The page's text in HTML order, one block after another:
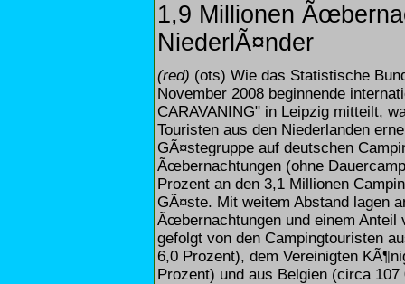
1,9 Millionen
NiederlÃ¤nder
(red) (ots) Wie das Statistische
November 2008 beginnende
CARAVANING" in Leipzig mitteilt,
Touristen aus den Niederlanden
GÃ¤stegruppe auf deutschen
Ãœbernachtungen (ohne
Prozent an den 3,1 Millionen
GÃ¤ste. Mit weitem Abstand lagen
Ãœbernachtungen und einem Anteil
gefolgt von den Campingtouristen
6,0 Prozent), dem Vereinigten
Prozent) und aus Belgien (circa